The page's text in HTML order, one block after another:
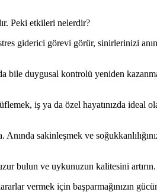
Peki etkileri nelerdir?
giderici görevi görür, sinirlerinizi
bile duygusal kontrolü yeniden
iş ya da özel hayatınızda ideal
Anında sakinleşmek ve
bulun ve uykunuzun kalitesini artırın.
vermek için başparmağınızın